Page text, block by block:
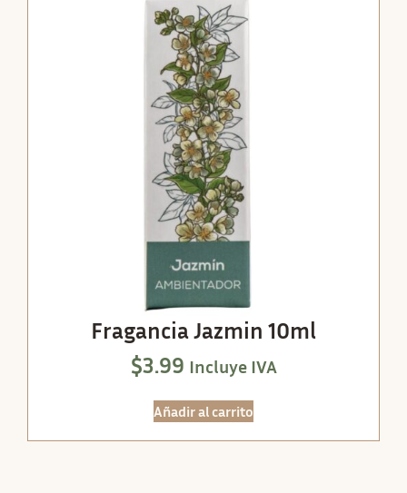
Fragancia Jazmin 10ml
$3.99 Incluye IVA
Añadir al carrito